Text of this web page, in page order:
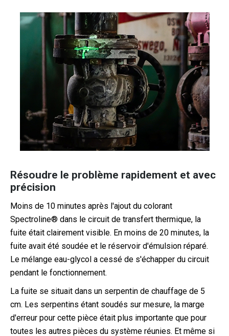
Résoudre le problème rapidement et avec
précision
Moins de 10 minutes après l'ajout du colorant
Spectroline® dans le circuit de transfert thermique, la
fuite était clairement visible. En moins de 20 minutes, la
fuite avait été soudée et le réservoir d'émulsion réparé.
Le mélange eau-glycol a cessé de s'échapper du circuit
pendant le fonctionnement.
La fuite se situait dans un serpentin de chauffage de 5
cm. Les serpentins étant soudés sur mesure, la marge
d'erreur pour cette pièce était plus importante que pour
toutes les autres pièces du système réunies. Et même si